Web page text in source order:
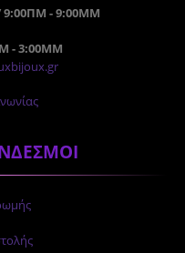
9:00ΠΜ - 9:00ΜΜ
- 3:00ΜΜ